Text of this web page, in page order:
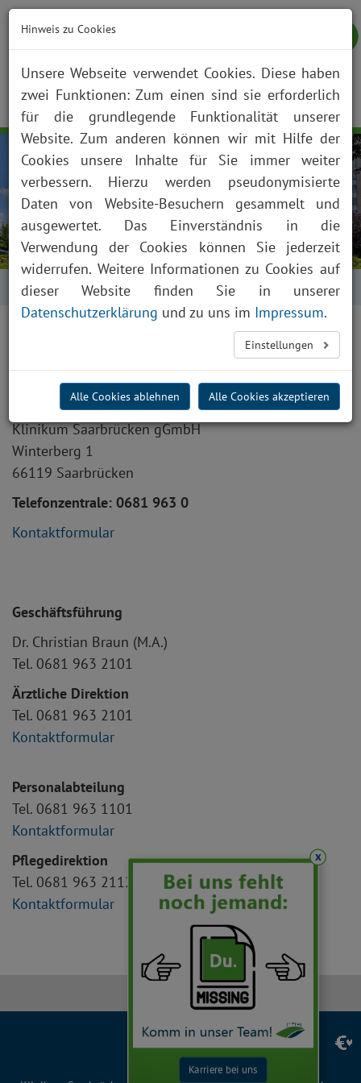
NOTFALL KONTAKT ANFAHRT JOBS SUCHE
Startseite Kontakt
Kontakt
So erreichen Sie uns:
Klinikum Saarbrücken gGmbH
Winterberg 1
66119 Saarbrücken
Telefonzentrale: 0681 963 0
Kontaktformular
Geschäftsführung
Dr. Christian Braun (M.A.)
Tel. 0681 963 2101
Ärztliche Direktion
Tel. 0681 963 2101
Kontaktformular
Personalabteilung
Tel. 0681 963 1101
Kontaktformular
Pflegedirektion
Tel. 0681 963 2112
Kontaktformular
TikTok
YouTube
LinkedIn
Instagram
Facebook
x
Karriere bei uns
Hinweis zu Cookies
Unsere Webseite verwendet Cookies. Diese haben
zwei Funktionen: Zum einen sind sie erforderlich
für die grundlegende Funktionalität unserer
Website. Zum anderen können wir mit Hilfe der
Cookies unsere Inhalte für Sie immer weiter
verbessern. Hierzu werden pseudonymisierte
Daten von Website-Besuchern gesammelt und
ausgewertet. Das Einverständnis in die
Verwendung der Cookies können Sie jederzeit
widerrufen. Weitere Informationen zu Cookies auf
dieser Website finden Sie in unserer
Datenschutzerklärung und zu uns im Impressum.
Einstellungen
Alle Cookies ablehnen Alle Cookies akzeptieren